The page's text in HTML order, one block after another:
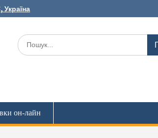
Шукати:
он-лайн